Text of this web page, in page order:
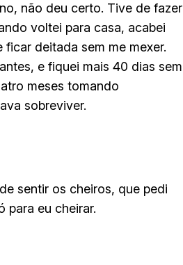
não deu certo. Tive de fazer
voltei para casa, acabei
deitada sem me mexer.
e fiquei mais 40 dias sem
meses tomando
sobreviver.
sentir os cheiros, que pedi
para eu cheirar.